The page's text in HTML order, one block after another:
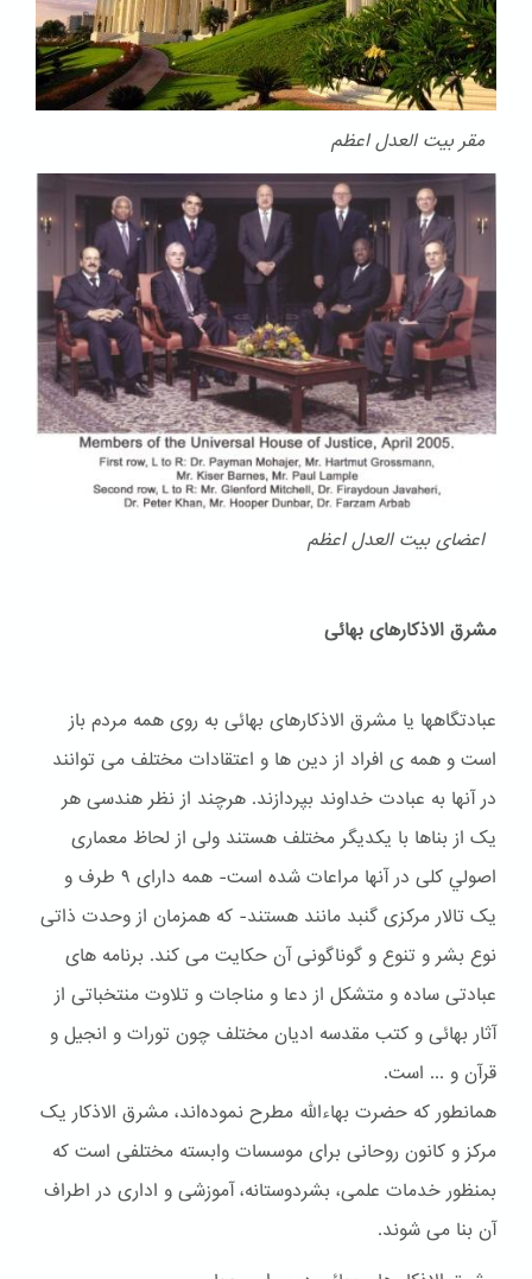
مقر بیت العدل اعظم
اعضای بیت العدل اعظم
مشرق الاذکارهای بهائی
عبادتگاهها یا مشرق الاذکارهای بهائی به روی همه مردم باز
است و همه ی افراد از دین ها و اعتقادات مختلف می توانند
در آنها به عبادت خداوند بپردازند. هرچند از نظر هندسی هر
یک از بناها با یکدیگر مختلف هستند ولی از لحاظ معماری
اصولي کلی در آنها مراعات شده است- همه دارای ۹ طرف و
یک تالار مرکزی گنبد مانند هستند- که همزمان از وحدت ذاتی
نوع بشر و تنوع و گوناگونی آن حکایت می کند. برنامه های
عبادتی ساده و متشکل از دعا و مناجات و تلاوت منتخباتی از
آثار بهائی و کتب مقدسه ادیان مختلف چون تورات و انجیل و
قرآن و ... است.
همانطور که حضرت بهاءالله مطرح نموده‌اند، مشرق الاذکار یک
مرکز و کانون روحانی برای موسسات وابسته مختلفی است که
بمنظور خدمات علمی، بشردوستانه، آموزشی و اداری در اطراف
آن بنا می شوند.